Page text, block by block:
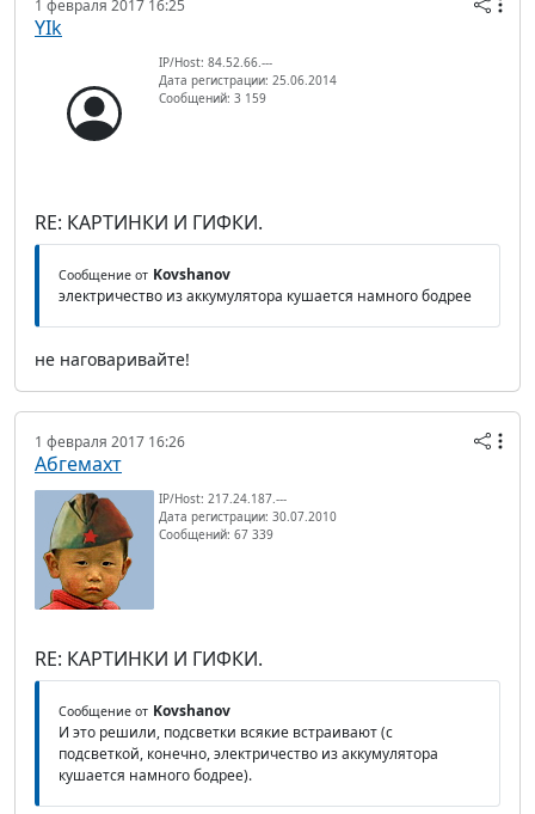
1 февраля 2017 16:25
YIk
IP/Host: 84.52.66.---
Дата регистрации: 25.06.2014
Сообщений: 3 159
RE: КАРТИНКИ И ГИФКИ.
Сообщение от Kovshanov
электричество из аккумулятора кушается намного бодрее
не наговаривайте!
1 февраля 2017 16:26
Абгемахт
IP/Host: 217.24.187.---
Дата регистрации: 30.07.2010
Сообщений: 67 339
RE: КАРТИНКИ И ГИФКИ.
Сообщение от Kovshanov
И это решили, подсветки всякие встраивают (с
подсветкой, конечно, электричество из аккумулятора
кушается намного бодрее).